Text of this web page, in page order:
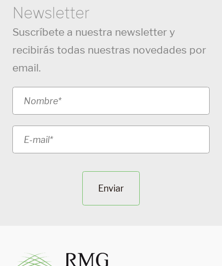
Newsletter
Suscríbete a nuestra newsletter y
recibirás todas nuestras novedades por
email.
Enviar